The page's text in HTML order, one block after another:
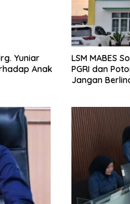
Yuniar
Anak
LSM MABES
PGRI dan
Jangan